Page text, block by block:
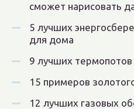
сможет нарисовать
5 лучших
для дома
9 лучших
15 примеров
12 лучших газовых